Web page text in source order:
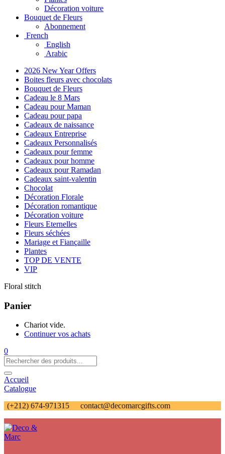
Décoration voiture
Bouquet de Fleurs
Abonnement
French
English
Arabic
2026 New Year Offers
Boites fleurs avec chocolats
Bouquet de Fleurs
Cadeau le 8 Mars
Cadeau pour Maman
Cadeau pour papa
Cadeaux de naissance
Cadeaux Entreprise
Cadeaux Personnalisés
Cadeaux pour femme
Cadeaux pour homme
Cadeaux pour Ramadan
Cadeaux saint-valentin
Chocolat
Décoration Florale
Décoration romantique
Décoration voiture
Fleurs Eternelles
Fleurs séchées
Mariage et Fiançaille
Plantes
TOP DE VENTE
VIP
Floral stitch
Panier
Chariot vide.
Continuer vos achats
0
Accueil
Catalogue
(+212) 674-971315
contact@decomarcgifts.com